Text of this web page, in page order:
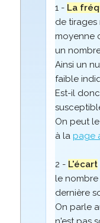
1 - La
de tirages
moyenne
un
Ainsi un
faible
Est-il
On peut
à la page
2 - L'écart
le
dernière
On parle